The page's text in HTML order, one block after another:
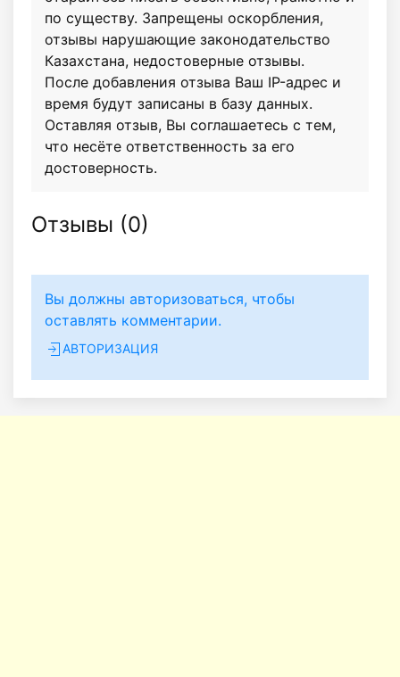
по существу. Запрещены оскорбления,
отзывы нарушающие законодательство
Казахстана, недостоверные отзывы.
После добавления отзыва Ваш IP-адрес и
время будут записаны в базу данных.
Оставляя отзыв, Вы соглашаетесь с тем,
что несёте ответственность за его
достоверность.
Отзывы (0)
Вы должны авторизоваться, чтобы
оставлять комментарии.
АВТОРИЗАЦИЯ